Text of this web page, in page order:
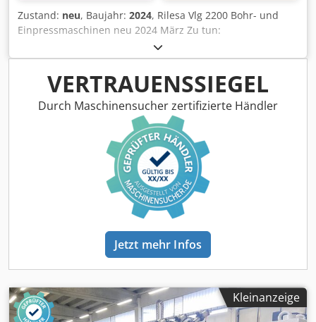
Zustand: neu, Baujahr: 2024, Rilesa Vlg 2200 Bohr- und
Einpressmaschinen neu 2024 März Zu tun:
Dsdpfxogbpmhj Ag Dskr Riles Modell: Vlg 2200
Beschreibung: Zustand: Krankheit: neu Jahr: 2023 Starttyp:
vereinbart werden Versandkosten: Kundenschutz
Lieferbedingungen: EIGENE SAMMLUNG Kategorie:
Werkzeugmaschinenausrüstung in Polen Unterkategorie:
Bohrer Unterkategorie 2: Bohrer Beschreibung BOHRER
MIT MAGAZIN FÜR 8 BOHRER, ZWEI VORNE RECHTS UND
LINKS, 3 OBEN UND 3 HINTEN Jahr: 2024 Die Maschine
kann mit Bohrköpfen ausgestattet werden, wir fertigen
auch Köpfe mit unterschiedlichem Abstand und
unterschiedlicher Anzahl von Bohrspindeln. Nach
individuellen Bedürfnissen
VERTRAUENSSIEGEL
Durch Maschinensucher zertifizierte Händler
Jetzt mehr Infos
Kleinanzeige